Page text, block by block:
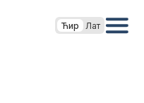
Ћир Лат